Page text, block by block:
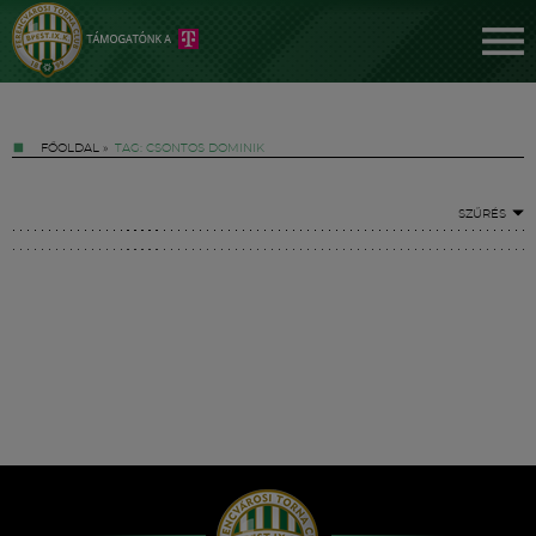
FŐOLDAL » TAG: CSONTOS DOMINIK
SZŰRÉS
Hírek